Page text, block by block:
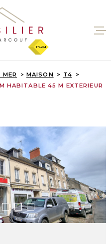
MER MAISON
T4
HABITABLE 45 M EXTERIEUR